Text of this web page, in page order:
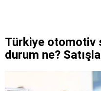
Türkiye otomotiv
durum ne?